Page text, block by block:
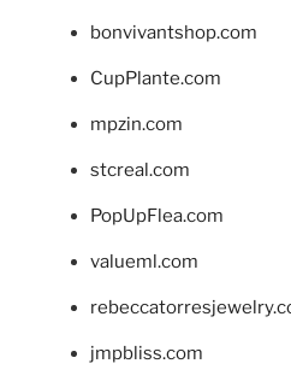
bonvivantshop.com
CupPlante.com
mpzin.com
stcreal.com
PopUpFlea.com
valueml.com
jmpbliss.com